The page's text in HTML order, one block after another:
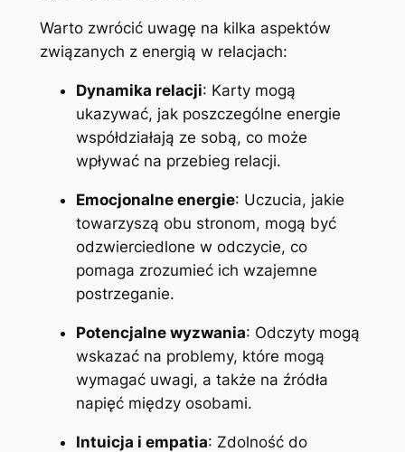
Warto zwrócić uwagę na kilka aspektów
związanych z energią w relacjach:
Dynamika relacji: Karty mogą
ukazywać, jak poszczególne energie
współdziałają ze sobą, co może
wpływać na przebieg relacji.
Emocjonalne energie: Uczucia, jakie
towarzyszą obu stronom, mogą być
odzwierciedlone w odczycie, co
pomaga zrozumieć ich wzajemne
postrzeganie.
Potencjalne wyzwania: Odczyty mogą
wskazać na problemy, które mogą
wymagać uwagi, a także na źródła
napięć między osobami.
Intuicja i empatia: Zdolność do